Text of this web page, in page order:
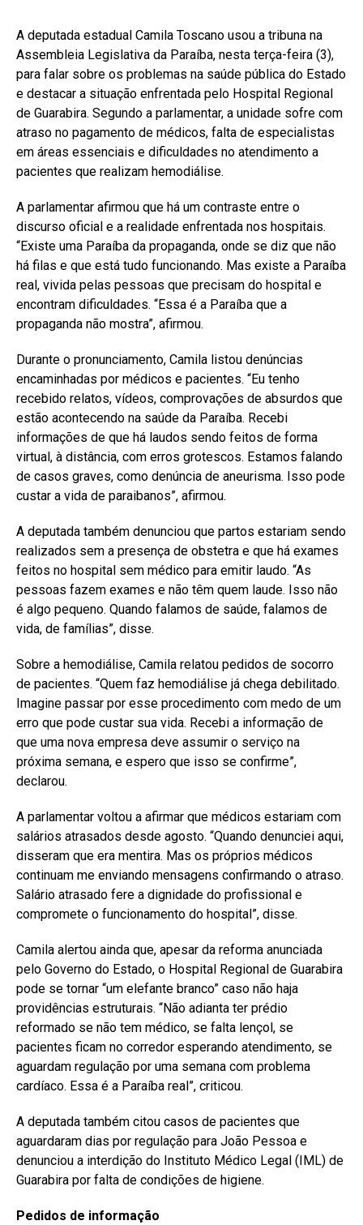
A deputada estadual Camila Toscano usou a tribuna na
Assembleia Legislativa da Paraíba, nesta terça-feira (3),
para falar sobre os problemas na saúde pública do Estado
e destacar a situação enfrentada pelo Hospital Regional
de Guarabira. Segundo a parlamentar, a unidade sofre com
atraso no pagamento de médicos, falta de especialistas
em áreas essenciais e dificuldades no atendimento a
pacientes que realizam hemodiálise.
A parlamentar afirmou que há um contraste entre o
discurso oficial e a realidade enfrentada nos hospitais.
“Existe uma Paraíba da propaganda, onde se diz que não
há filas e que está tudo funcionando. Mas existe a Paraíba
real, vivida pelas pessoas que precisam do hospital e
encontram dificuldades. “Essa é a Paraíba que a
propaganda não mostra”, afirmou.
Durante o pronunciamento, Camila listou denúncias
encaminhadas por médicos e pacientes. “Eu tenho
recebido relatos, vídeos, comprovações de absurdos que
estão acontecendo na saúde da Paraíba. Recebi
informações de que há laudos sendo feitos de forma
virtual, à distância, com erros grotescos. Estamos falando
de casos graves, como denúncia de aneurisma. Isso pode
custar a vida de paraibanos”, afirmou.
A deputada também denunciou que partos estariam sendo
realizados sem a presença de obstetra e que há exames
feitos no hospital sem médico para emitir laudo. “As
pessoas fazem exames e não têm quem laude. Isso não
é algo pequeno. Quando falamos de saúde, falamos de
vida, de famílias”, disse.
Sobre a hemodiálise, Camila relatou pedidos de socorro
de pacientes. “Quem faz hemodiálise já chega debilitado.
Imagine passar por esse procedimento com medo de um
erro que pode custar sua vida. Recebi a informação de
que uma nova empresa deve assumir o serviço na
próxima semana, e espero que isso se confirme”,
declarou.
A parlamentar voltou a afirmar que médicos estariam com
salários atrasados desde agosto. “Quando denunciei aqui,
disseram que era mentira. Mas os próprios médicos
continuam me enviando mensagens confirmando o atraso.
Salário atrasado fere a dignidade do profissional e
compromete o funcionamento do hospital”, disse.
Camila alertou ainda que, apesar da reforma anunciada
pelo Governo do Estado, o Hospital Regional de Guarabira
pode se tornar “um elefante branco” caso não haja
providências estruturais. “Não adianta ter prédio
reformado se não tem médico, se falta lençol, se
pacientes ficam no corredor esperando atendimento, se
aguardam regulação por uma semana com problema
cardíaco. Essa é a Paraíba real”, criticou.
A deputada também citou casos de pacientes que
aguardaram dias por regulação para João Pessoa e
denunciou a interdição do Instituto Médico Legal (IML) de
Guarabira por falta de condições de higiene.
Pedidos de informação